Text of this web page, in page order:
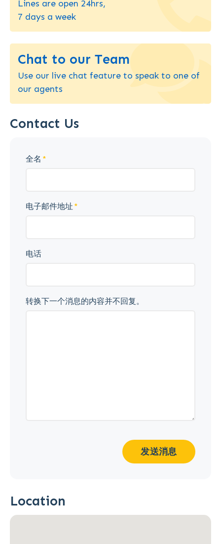
Lines are open 24hrs,
7 days a week
Chat to our Team
Use our live chat feature to speak to one of
our agents
Contact Us
全名
电子邮件地址
电话
转换下一个消息的内容并不回复。
发送消息
Location